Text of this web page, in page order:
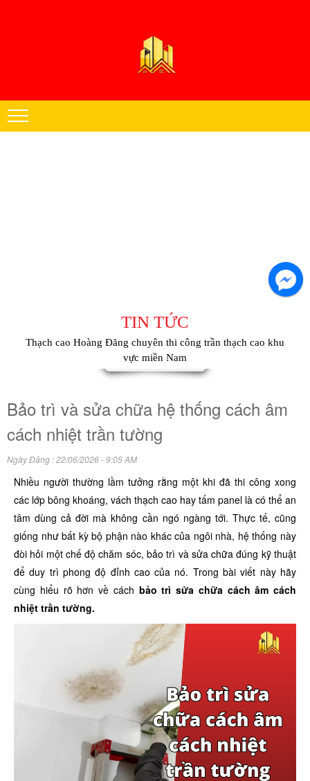
Nam
TIN TỨC
Thạch cao Hoàng Đăng chuyên thi công trần thạch cao khu
vực miền Nam
Bảo trì và sửa chữa hệ thống cách âm
cách nhiệt trần tường
Ngày Đăng : 22/06/2026 - 9:05 AM
Nhiều người thường lầm tưởng rằng một khi đã thi công xong
các lớp bông khoáng, vách thạch cao hay tấm panel là có thể an
tâm dùng cả đời mà không cần ngó ngàng tới. Thực tế, cũng
giống như bất kỳ bộ phận nào khác của ngôi nhà, hệ thống này
đòi hỏi một chế độ chăm sóc, bảo trì và sửa chữa đúng kỹ thuật
để duy trì phong độ đỉnh cao của nó. Trong bài viết này hãy
cùng hiểu rõ hơn về cách bảo trì sửa chữa cách âm cách
nhiệt trần tường.